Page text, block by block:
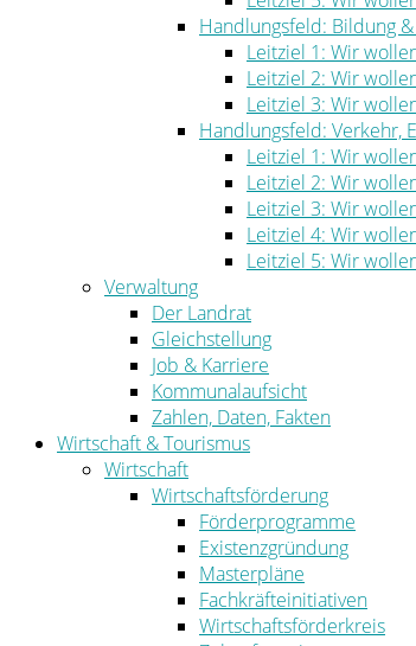
Handlungsfeld: Bildung
Leitziel 1: Wir
Leitziel 2: Wir
Leitziel 3: Wir
Handlungsfeld: Verkehr,
Leitziel 1: Wir
Leitziel 2: Wir
Leitziel 3: Wir
Leitziel 4: Wir
Leitziel 5: Wir
Verwaltung
Der Landrat
Gleichstellung
Job & Karriere
Kommunalaufsicht
Zahlen, Daten, Fakten
Wirtschaft & Tourismus
Wirtschaft
Wirtschaftsförderung
Förderprogramme
Existenzgründung
Masterpläne
Fachkräfteinitiativen
Wirtschaftsförderkreis